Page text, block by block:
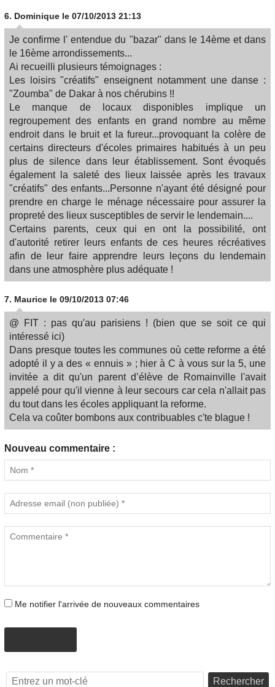
6. Dominique le 07/10/2013 21:13
Je confirme l' entendue du "bazar" dans le 14ème et dans
le 16ème arrondissements...
Ai recueilli plusieurs témoignages :
Les loisirs "créatifs" enseignent notamment une danse :
"Zoumba" de Dakar à nos chérubins !!
Le manque de locaux disponibles implique un
regroupement des enfants en grand nombre au même
endroit dans le bruit et la fureur...provoquant la colère de
certains directeurs d'écoles primaires habitués à un peu
plus de silence dans leur établissement. Sont évoqués
également la saleté des lieux laissée après les travaux
"créatifs" des enfants...Personne n'ayant été désigné pour
prendre en charge le ménage nécessaire pour assurer la
propreté des lieux susceptibles de servir le lendemain....
Certains parents, ceux qui en ont la possibilité, ont
d'autorité retirer leurs enfants de ces heures récréatives
afin de leur faire apprendre leurs leçons du lendemain
dans une atmosphère plus adéquate !
7. Maurice le 09/10/2013 07:46
@ FIT : pas qu'au parisiens ! (bien que se soit ce qui
intéressé ici)
Dans presque toutes les communes où cette reforme a été
adopté il y a des « ennuis » ; hier à C à vous sur la 5, une
invitée a dit qu'un parent d’élève de Romainville l'avait
appelé pour qu'il vienne à leur secours car cela n'allait pas
du tout dans les écoles appliquant la reforme.
Cela va coûter bombons aux contribuables c'te blague !
Nouveau commentaire :
Me notifier l'arrivée de nouveaux commentaires
Rechercher